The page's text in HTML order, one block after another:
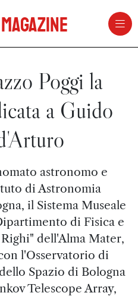
Magazine
Poggi la
a Guido
astronomo e
di Astronomia
il Sistema Museale
di Fisica e
dell'Alma Mater,
l'Osservatorio di
Spazio di Bologna
Telescope Array,